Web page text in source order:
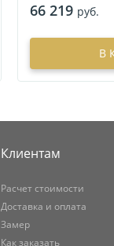
66 219 руб.
В
Клиентам
Расчет стоимости
Доставка и оплата
Замер
Как заказать